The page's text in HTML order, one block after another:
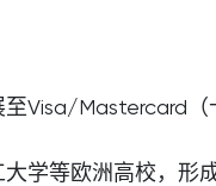
Visa/Mastercard（
学等欧洲高校，形